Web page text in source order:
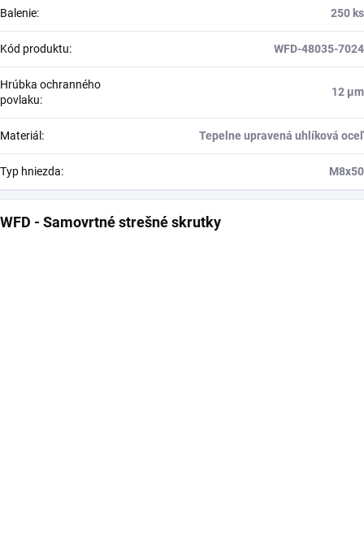
Balenie: 250 ks
Kód produktu: WFD-48035-7024
Hrúbka ochranného
povlaku:
12 μm
Materiál : Tepelne upravená uhlíková oceľ
Typ hniezda: M8x50
WFD - Samovrtné strešné skrutky